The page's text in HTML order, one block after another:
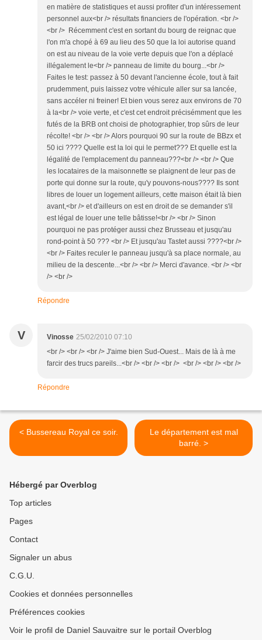
en matière de statistiques et aussi profiter d'un intéressement
personnel aux<br /> résultats financiers de l'opération. <br />
<br /> Récemment c'est en sortant du bourg de reignac que
l'on m'a chopé à 69 au lieu des 50 que la loi autorise quand
on est au niveau de la voie verte depuis que l'on a déplacé
illégalement le<br /> panneau de limite du bourg...<br />
Faites le test: passez à 50 devant l'ancienne école, tout à fait
prudemment, puis laissez votre véhicule aller sur sa lancée,
sans accéler ni freiner! Et bien vous serez aux environs de 70
à la<br /> voie verte, et c'est cet endroit précisémment que les
futés de la BRB ont choisi de photographier, trop sûrs de leur
récolte! <br /> <br /> Alors pourquoi 90 sur la route de BBzx et
50 ici ???? Quelle est la loi qui le permet??? Et quelle est la
légalité de l'emplacement du panneau???<br /> <br /> Que
les locataires de la maisonnette se plaignent de leur pas de
porte qui donne sur la route, qu'y pouvons-nous???? Ils sont
libres de louer un logement ailleurs, cette maison était là bien
avant,<br /> et d'ailleurs on est en droit de se demander s'il
est légal de louer une telle bâtisse!<br /> <br /> Sinon
pourquoi ne pas protéger aussi chez Brusseau et jusqu'au
rond-point à 50 ??? <br /> Et jusqu'au Tastet aussi ????<br />
<br /> Faites reculer le panneau jusqu'à sa place normale, au
milieu de la descente...<br /> <br /> Merci d'avance. <br /> <br
/> <br />
Répondre
V Vinosse 25/02/2010 07:10
<br /> <br /> <br /> J'aime bien Sud-Ouest... Mais de là à me
farcir des trucs pareils...<br /> <br /> <br /> <br /> <br /> <br />
Répondre
< Bussereau Royal ce soir.
Le département est mal
barré. >
Hébergé par Overblog
Top articles
Pages
Contact
Signaler un abus
C.G.U.
Cookies et données personnelles
Préférences cookies
Voir le profil de Daniel Sauvaitre sur le portail Overblog